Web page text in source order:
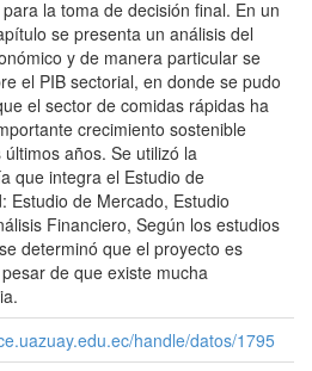
la toma de decisión final. En un
se presenta un análisis del
y de manera particular se
el PIB sectorial, en donde se pudo
el sector de comidas rápidas ha
crecimiento sostenible
años. Se utilizó la
que integra el Estudio de
Estudio de Mercado, Estudio
Financiero, Según los estudios
determinó que el proyecto es
de que existe mucha
handle/datos/1795